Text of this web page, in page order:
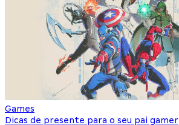
Games
Dicas de presente para o seu pai gamer